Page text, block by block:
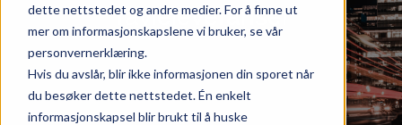
dette nettstedet og andre medier. For å finne ut
mer om informasjonskapslene vi bruker, se vår
personvernerklæring.
Hvis du avslår, blir ikke informasjonen din sporet når
du besøker dette nettstedet. Én enkelt
informasjonskapsel blir brukt til å huske
Tavleleveranser